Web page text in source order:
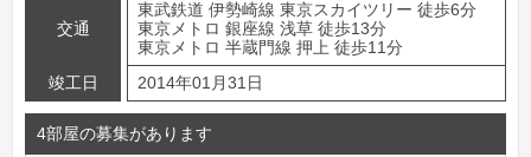
交通
東武鉄道 伊勢崎線 東京スカイツリー 徒歩6分
東京メトロ 銀座線 浅草 徒歩13分
東京メトロ 半蔵門線 押上 徒歩11分
竣工日
2014年01月31日
4部屋の募集があります